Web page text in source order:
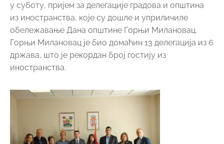
у суботу, пријем за делегације градова и општина
из иностранства, које су дошле и уприличиле
обележавање Дана општине Горњи Милановац.
Горњи Милановац је био домаћин 13 делегација из 6
држава, што је рекордан број гостију из
иностранства.